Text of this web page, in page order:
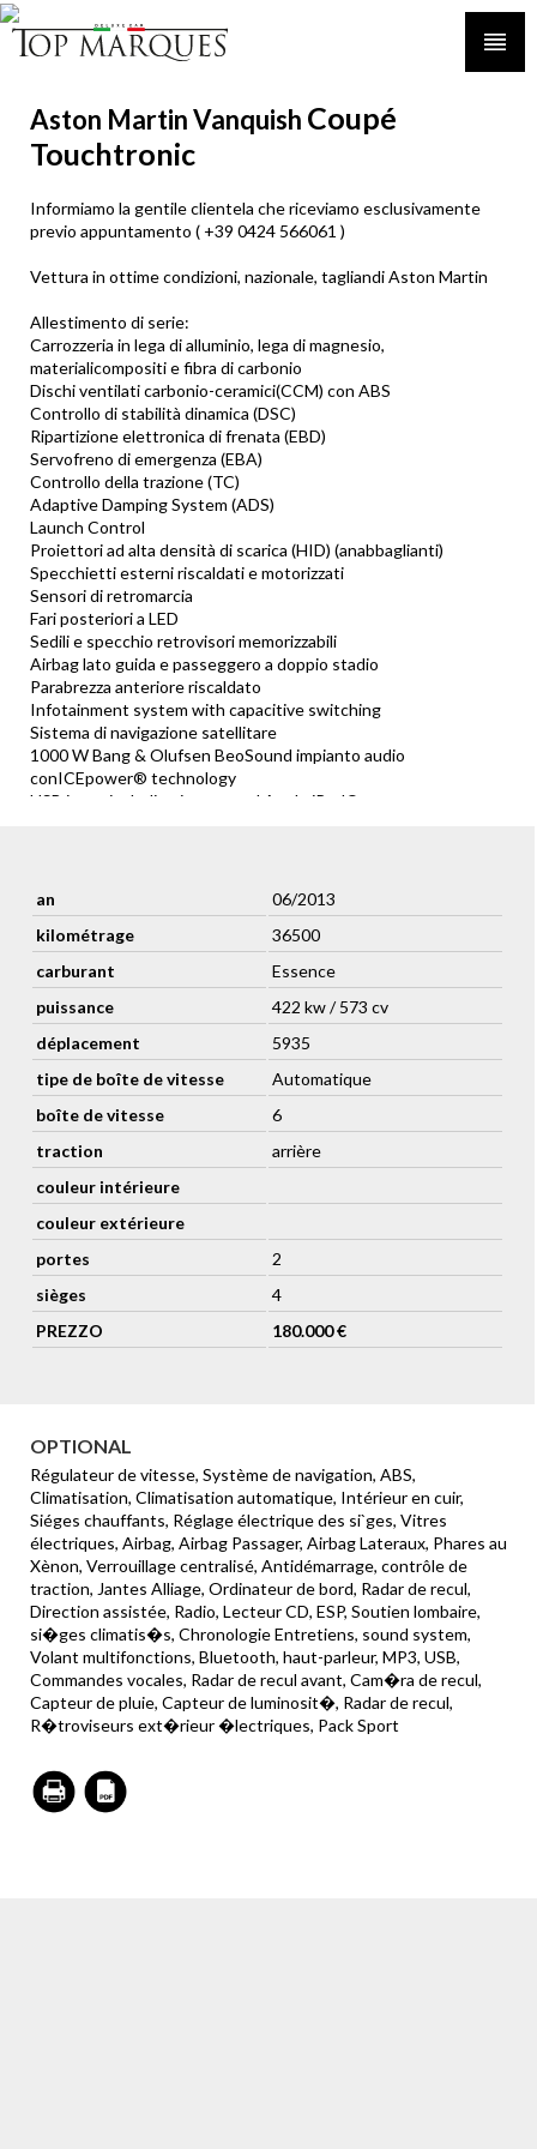
Aston Martin Vanquish Coupé
Touchtronic
Informiamo la gentile clientela che riceviamo esclusivamente
previo appuntamento ( +39 0424 566061 )
Vettura in ottime condizioni, nazionale, tagliandi Aston Martin
Allestimento di serie:
Carrozzeria in lega di alluminio, lega di magnesio,
materialicompositi e fibra di carbonio
Dischi ventilati carbonio-ceramici(CCM) con ABS
Controllo di stabilità dinamica (DSC)
Ripartizione elettronica di frenata (EBD)
Servofreno di emergenza (EBA)
Controllo della trazione (TC)
Adaptive Damping System (ADS)
Launch Control
Proiettori ad alta densità di scarica (HID) (anabbaglianti)
Specchietti esterni riscaldati e motorizzati
Sensori di retromarcia
Fari posteriori a LED
Sedili e specchio retrovisori memorizzabili
Airbag lato guida e passeggero a doppio stadio
Parabrezza anteriore riscaldato
Infotainment system with capacitive switching
Sistema di navigazione satellitare
1000 W Bang & Olufsen BeoSound impianto audio
conICEpower® technology
USB input including integrated Apple iPod® connector
Monitoraggio della pressione degli pneumatici
Fari automatici
Tergicristalli automatici
Allarme e blocco elettrico
Ombrello e portaombrello
Accessori opzionali:
Contrast / Fine stitching
Sedili 2+2
Cerchi 20" 20 raggi in lega diamantati Nero satinato
Prese d'aria sul cofano e laterali Magnum Silver
Profili laterali in fibra di carbonio
Pinze freno in colore nero
Pannello tetto in fibra di carbonio
Volante One-77 nero
Gruppo centrale plancia in tessuto e fibra di carbonio 2x2
Poggiatesta ricamato - Ali Aston Martin
Inserti sedili in pelle traforata
Cornici pulsanti in Shadow Bronze
Antifurto esteso
an
06/2013
kilométrage
36500
carburant
Essence
puissance
422 kw / 573 cv
déplacement
5935
tipe de boîte de vitesse
Automatique
boîte de vitesse
6
traction
arrière
couleur intérieure
couleur extérieure
portes
2
sièges
4
PREZZO
180.000 €
OPTIONAL
Régulateur de vitesse, Système de navigation, ABS,
Climatisation, Climatisation automatique, Intérieur en cuir,
Siéges chauffants, Réglage électrique des si`ges, Vitres
électriques, Airbag, Airbag Passager, Airbag Lateraux, Phares au
Xènon, Verrouillage centralisé, Antidémarrage, contrôle de
traction, Jantes Alliage, Ordinateur de bord, Radar de recul,
Direction assistée, Radio, Lecteur CD, ESP, Soutien lombaire,
si�ges climatis�s, Chronologie Entretiens, sound system,
Volant multifonctions, Bluetooth, haut-parleur, MP3, USB,
Commandes vocales, Radar de recul avant, Cam�ra de recul,
Capteur de pluie, Capteur de luminosit�, Radar de recul,
R�troviseurs ext�rieur �lectriques, Pack Sport